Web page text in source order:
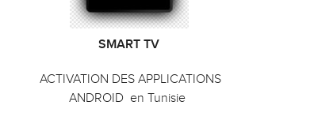
SMART TV
ACTIVATION DES APPLICATIONS
ANDROID en Tunisie